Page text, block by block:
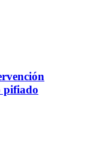
pifiado